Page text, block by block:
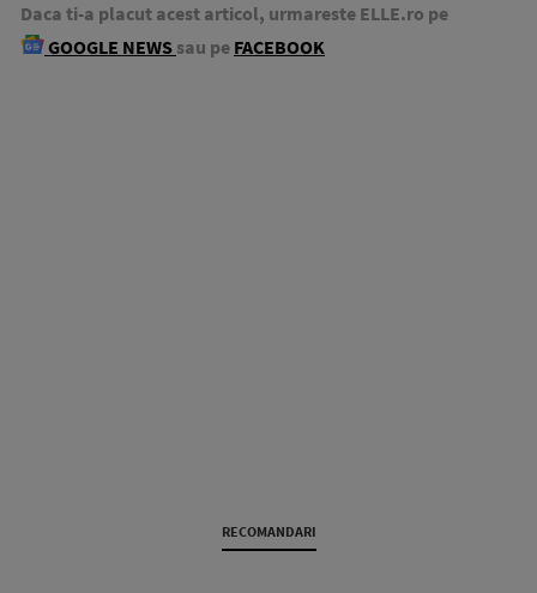
Daca ti-a placut acest articol, urmareste ELLE.ro pe
GOOGLE NEWS sau pe FACEBOOK
RECOMANDARI